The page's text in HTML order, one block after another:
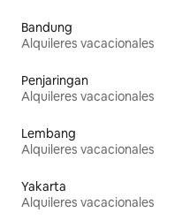
Bandung
Alquileres vacacionales
Penjaringan
Alquileres vacacionales
Lembang
Alquileres vacacionales
Yakarta
Alquileres vacacionales